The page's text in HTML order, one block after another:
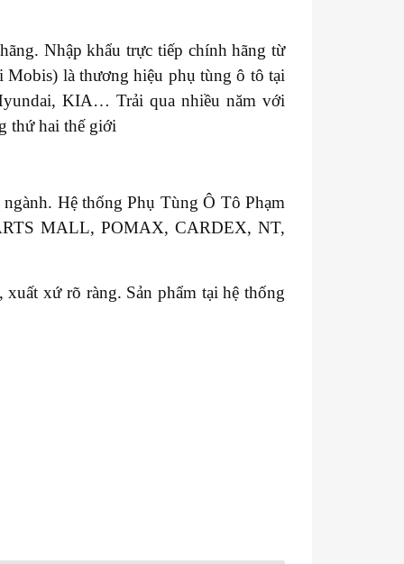
Nhập khẩu trực tiếp chính hãng từ
là thương hiệu phụ tùng ô tô tại
KIA… Trải qua nhiều năm với
thứ hai thế giới
Hệ thống Phụ Tùng Ô Tô Phạm
MALL, POMAX, CARDEX, NT,
xứ rõ ràng. Sản phẩm tại hệ thống